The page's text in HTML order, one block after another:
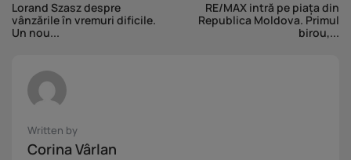
Lorand Szasz despre
vânzările în vremuri dificile.
Un nou...
RE/MAX intră pe piața din
Republica Moldova. Primul
birou,...
Written by
Corina Vârlan